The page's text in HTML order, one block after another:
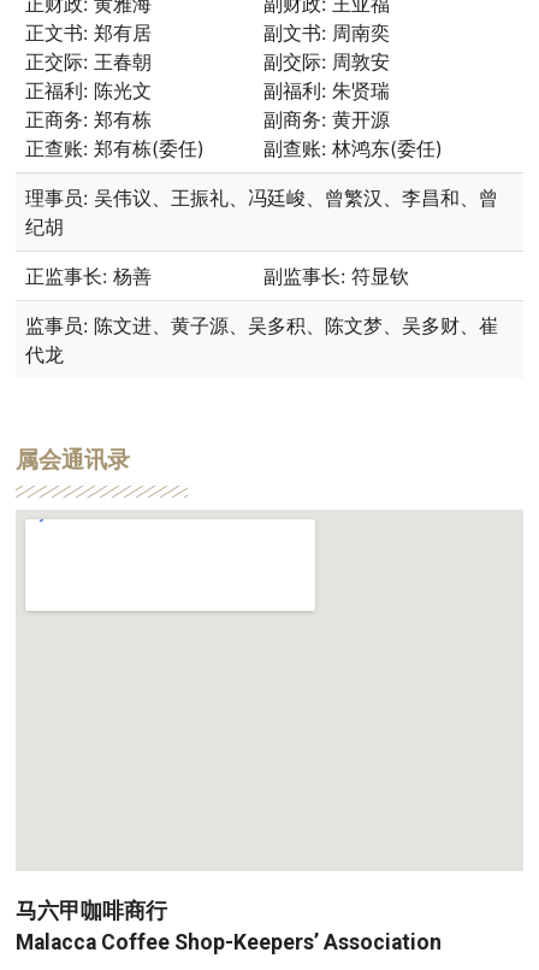
正文书: 郑有居
正交际: 王春朝
正福利: 陈光文
正商务: 郑有栋
正查账: 郑有栋(委任)
副文书: 周南奕
副交际: 周敦安
副福利: 朱贤瑞
副商务: 黄开源
副查账: 林鸿东(委任)
理事员: 吴伟议、王振礼、冯廷峻、曾繁汉、李昌和、曾
纪胡
正监事长: 杨善 副监事长: 符显钦
监事员: 陈文进、黄子源、吴多积、陈文梦、吴多财、崔
代龙
属会通讯录
马六甲咖啡商行
Malacca Coffee Shop-Keepers’ Association